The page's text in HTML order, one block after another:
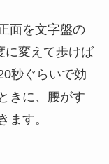
面を文字盤の
に変えて歩けば
秒ぐらいで効
きに、腰がす
ます。